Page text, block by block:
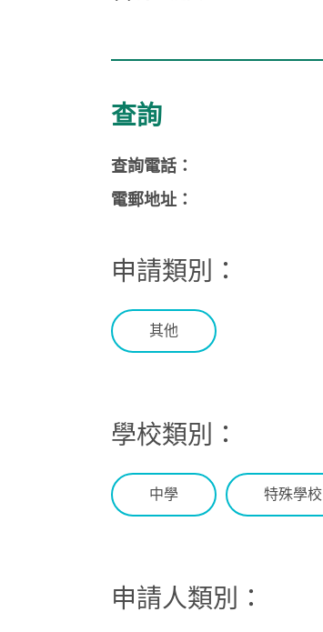
查詢
查詢電話：
電郵地址：
申請類別：
其他
學校類別：
中學 特殊學校
申請人類別：